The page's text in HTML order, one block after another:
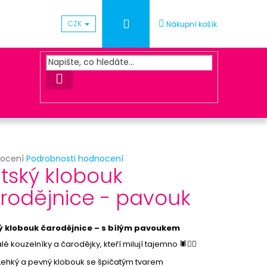
CZK PřihlášeníNákupní košík
HLEDAT
Podrobnosti hodnocení
klobouk
- pavouk
klobouk čarodějnice – s bílým pavoukem
kouzelníky a čarodějky, kteří milují tajemno 🕷️🧙‍♂️
a pevný klobouk se špičatým tvarem
OBJEDNÁVKY